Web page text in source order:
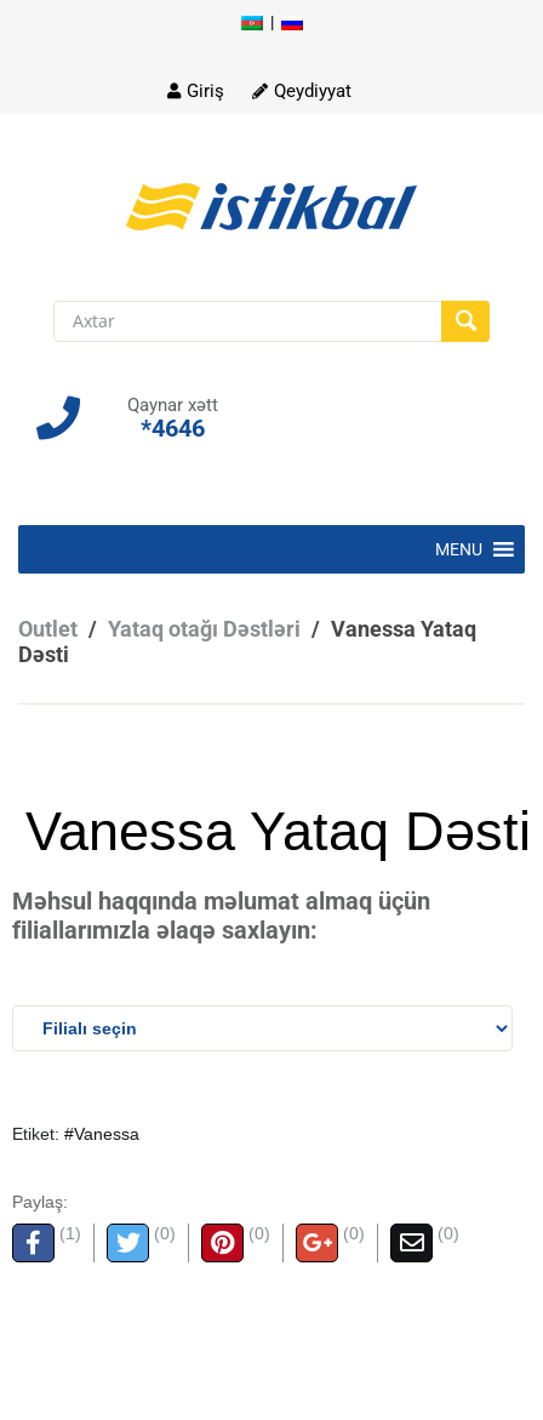
|
content
Giriş Qeydiyyat
Qaynar xətt
*4646
Skip
content
MENU
Outlet / Yataq otağı Dəstləri / Vanessa Yataq
Dəsti
Vanessa Yataq Dəsti
Məhsul haqqında məlumat almaq üçün
filiallarımızla əlaqə saxlayın:
Etiket: #Vanessa
Paylaş:
(1)
(0) (0) (0) (0)